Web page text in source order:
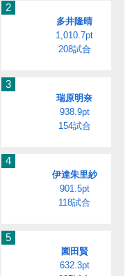
2
多井隆晴
1,010.7pt
208試合
3
瑞原明奈
938.9pt
154試合
4
伊達朱里紗
901.5pt
118試合
5
園田賢
632.3pt